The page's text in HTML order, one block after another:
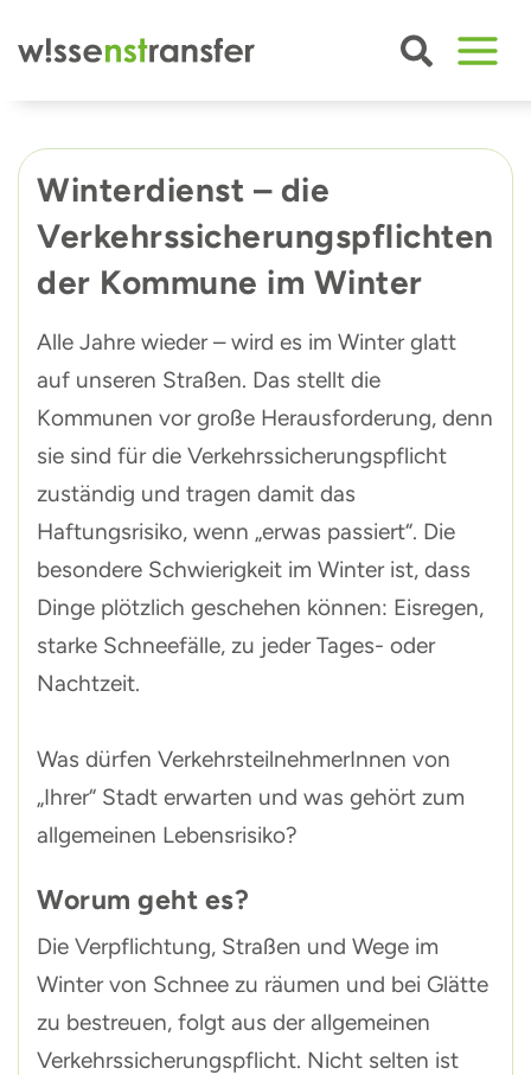
springen
Winterdienst – die
Verkehrssicherungspflichten
der Kommune im Winter
Alle Jahre wieder – wird es im Winter glatt
auf unseren Straßen. Das stellt die
Kommunen vor große Herausforderung, denn
sie sind für die Verkehrssicherungspflicht
zuständig und tragen damit das
Haftungsrisiko, wenn „erwas passiert“. Die
besondere Schwierigkeit im Winter ist, dass
Dinge plötzlich geschehen können: Eisregen,
starke Schneefälle, zu jeder Tages- oder
Nachtzeit.
Was dürfen VerkehrsteilnehmerInnen von
„Ihrer“ Stadt erwarten und was gehört zum
allgemeinen Lebensrisiko?
Worum geht es?
Die Verpflichtung, Straßen und Wege im
Winter von Schnee zu räumen und bei Glätte
zu bestreuen, folgt aus der allgemeinen
Verkehrssicherungspflicht. Nicht selten ist